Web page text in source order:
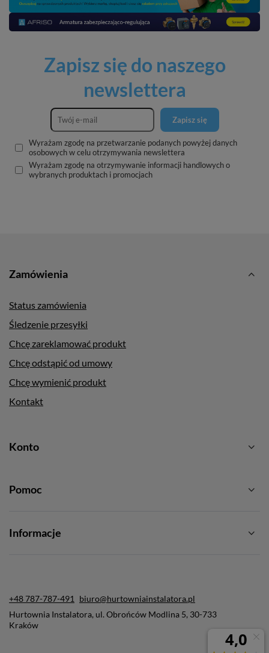
Zapisz się do naszego
newslettera
Zapisz się
Wyrażam zgodę na przetwarzanie podanych powyżej danych
osobowych w celu otrzymywania newslettera
Wyrażam zgodę na otrzymywanie informacji handlowych o
wybranych produktach i promocjach
Zamówienia
Status zamówienia
Śledzenie przesyłki
Chcę zareklamować produkt
Chcę odstąpić od umowy
Chcę wymienić produkt
Kontakt
Konto
Pomoc
Informacje
+48 787-787-491
biuro@hurtowniainstalatora.pl
Hurtownia Instalatora, ul. Obrońców Modlina 5, 30-733
Kraków